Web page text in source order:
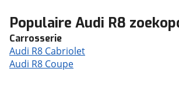
Populaire Audi R8
Carrosserie
Audi R8 Cabriolet
Audi R8 Coupe